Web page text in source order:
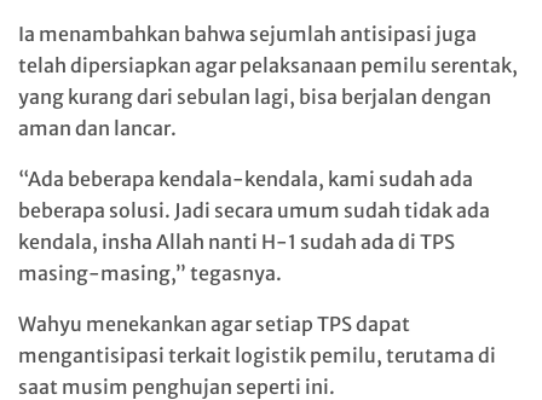
Ia menambahkan bahwa sejumlah antisipasi juga
telah dipersiapkan agar pelaksanaan pemilu serentak,
yang kurang dari sebulan lagi, bisa berjalan dengan
aman dan lancar.
“Ada beberapa kendala-kendala, kami sudah ada
beberapa solusi. Jadi secara umum sudah tidak ada
kendala, insha Allah nanti H-1 sudah ada di TPS
masing-masing,” tegasnya.
Wahyu menekankan agar setiap TPS dapat
mengantisipasi terkait logistik pemilu, terutama di
saat musim penghujan seperti ini.